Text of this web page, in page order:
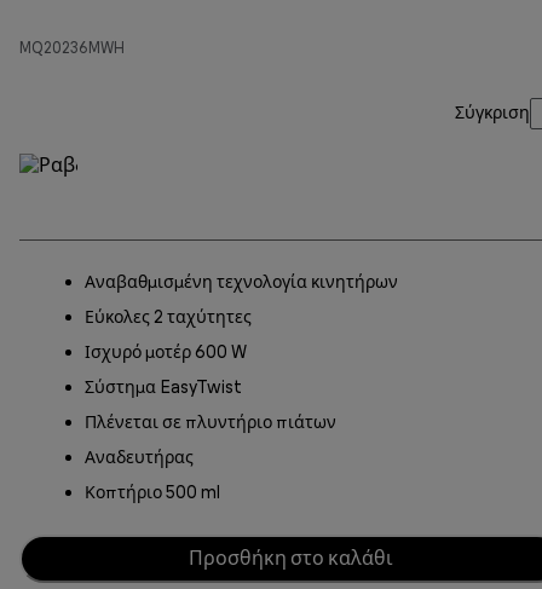
MQ20236MWH
Σύγκριση
Αναβαθμισμένη τεχνολογία κινητήρων
Εύκολες 2 ταχύτητες
Ισχυρό μοτέρ 600 W
Σύστημα EasyTwist
Πλένεται σε πλυντήριο πιάτων
Αναδευτήρας
Κοπτήριο 500 ml
Προσθήκη στο καλάθι